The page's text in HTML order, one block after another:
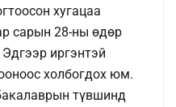
хугацаа
сарын 28-ны өдөр
иргэнтэй
холбогдох юм.
түвшинд